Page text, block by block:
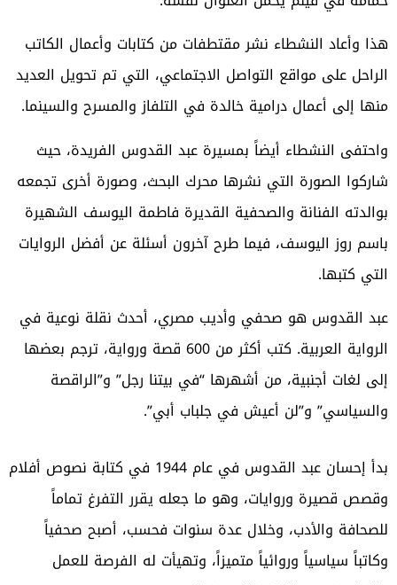
هذا وأعاد النشطاء نشر مقتطفات من كتابات وأعمال الكاتب
الراحل على مواقع التواصل الاجتماعي، التي تم تحويل العديد
منها إلى أعمال درامية خالدة في التلفاز والمسرح والسينما.
واحتفى النشطاء أيضاً بمسيرة عبد القدوس الفريدة، حيث
شاركوا الصورة التي نشرها محرك البحث، وصورة أخرى تجمعه
بوالدته الفنانة والصحفية القديرة فاطمة اليوسف الشهيرة
باسم روز اليوسف، فيما طرح آخرون أسئلة عن أفضل الروايات
التي كتبها.
عبد القدوس هو صحفي وأديب مصري، أحدث نقلة نوعية في
الرواية العربية. كتب أكثر من 600 قصة ورواية، ترجم بعضها
إلى لغات أجنبية، من أشهرها “في بيتنا رجل” و”الراقصة
والسياسي” و”لن أعيش في جلباب أبي”.
بدأ إحسان عبد القدوس في عام 1944 في كتابة نصوص أفلام
وقصص قصيرة وروايات، وهو ما جعله يقرر التفرغ تماماً
للصحافة والأدب، وخلال عدة سنوات فحسب، أصبح صحفياً
وكاتباً سياسياً وروائياً متميزاً، وتهيأت له الفرصة للعمل